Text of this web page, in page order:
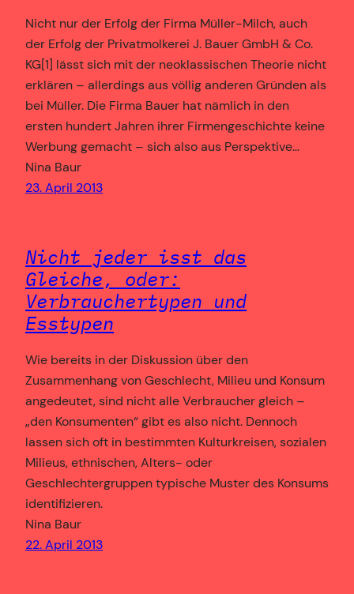
Nicht nur der Erfolg der Firma Müller-Milch, auch
der Erfolg der Privatmolkerei J. Bauer GmbH & Co.
KG[1] lässt sich mit der neoklassischen Theorie nicht
erklären – allerdings aus völlig anderen Gründen als
bei Müller. Die Firma Bauer hat nämlich in den
ersten hundert Jahren ihrer Firmengeschichte keine
Werbung gemacht – sich also aus Perspektive…
Nina Baur
23. April 2013
Nicht jeder isst das
Gleiche, oder:
Verbrauchertypen und
Esstypen
Wie bereits in der Diskussion über den
Zusammenhang von Geschlecht, Milieu und Konsum
angedeutet, sind nicht alle Verbraucher gleich –
„den Konsumenten“ gibt es also nicht. Dennoch
lassen sich oft in bestimmten Kulturkreisen, sozialen
Milieus, ethnischen, Alters- oder
Geschlechtergruppen typische Muster des Konsums
identifizieren.
Nina Baur
22. April 2013